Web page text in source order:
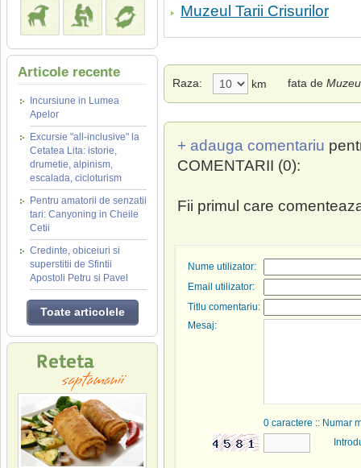
Articole recente
Incursiune in Lumea
Apelor
Excursie "all-inclusive" la
Cetatea Lita: istorie,
drumetie, alpinism,
escalada, cicloturism
Pentru amatorii de senzatii
tari: Canyoning in Cheile
Cetii
Credinte, obiceiuri si
superstitii de Sfintii
Apostoli Petru si Pavel
Toate articolele
Muzeul Tarii Crisurilor
Raza: km fata de
+ adauga comentariu
COMENTARII (0):
Fii primul care
Nume utilizator:
Email utilizator:
Titlu comentariu:
Mesaj:
0 caractere :: Numar